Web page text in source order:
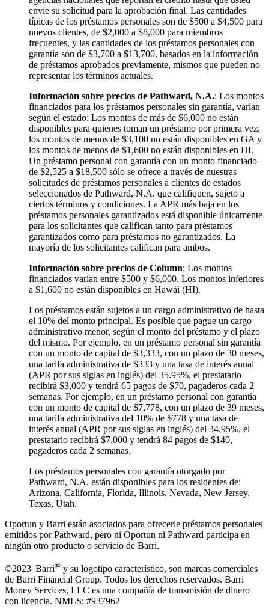
envíe su solicitud para la aprobación final. Las cantidades
típicas de los préstamos personales son de $500 a $4,500 para
nuevos clientes, de $2,000 a $8,000 para miembros
frecuentes, y las cantidades de los préstamos personales con
garantía son de $3,700 a $13,700, basados en la información
de préstamos aprobados previamente, mismos que pueden no
representar los términos actuales.
Información sobre precios de Pathward, N.A.: Los montos
financiados para los préstamos personales sin garantía, varían
según el estado: Los montos de más de $6,000 no están
disponibles para quienes toman un préstamo por primera vez;
los montos de menos de $3,100 no están disponibles en GA y
los montos de menos de $1,600 no están disponibles en HI.
Un préstamo personal con garantía con un monto financiado
de $2,525 a $18,500 sólo se ofrece a través de nuestras
solicitudes de préstamos personales a clientes de estados
seleccionados de Pathward, N.A. que califiquen, sujeto a
ciertos términos y condiciones. La APR más baja en los
préstamos personales garantizados está disponible únicamente
para los solicitantes que califican tanto para préstamos
garantizados como para préstamos no garantizados. La
mayoría de los solicitantes califican para ambos.
Información sobre precios de Column: Los montos
financiados varían entre $500 y $6,000. Los montos inferiores
a $1,600 no están disponibles en Hawái (HI).
Los préstamos están sujetos a un cargo administrativo de hasta
el 10% del monto principal. Es posible que pague un cargo
administrativo menor, según el monto del préstamo y el plazo
del mismo. Por ejemplo, en un préstamo personal sin garantía
con un monto de capital de $3,333, con un plazo de 30 meses,
una tarifa administrativa de $333 y una tasa de interés anual
(APR por sus siglas en inglés) del 35.95%, el prestatario
recibirá $3,000 y tendrá 65 pagos de $70, pagaderos cada 2
semanas. Por ejemplo, en un préstamo personal con garantía
con un monto de capital de $7,778, con un plazo de 39 meses,
una tarifa administrativa del 10% de $778 y una tasa de
interés anual (APR por sus siglas en inglés) del 34.95%, el
prestatario recibirá $7,000 y tendrá 84 pagos de $140,
pagaderos cada 2 semanas.
Los préstamos personales con garantía otorgado por
Pathward, N.A. están disponibles para los residentes de:
Arizona, California, Florida, Illinois, Nevada, New Jersey,
Texas, Utah.
Oportun y Barri están asociados para ofrecerle préstamos personales
emitidos por Pathward, pero ni Oportun ni Pathward participa en
ningún otro producto o servicio de Barri.
©2023 Barri® y su logotipo característico, son marcas comerciales
de Barri Financial Group. Todos los derechos reservados. Barri
Money Services, LLC es una compañía de transmisión de dinero
con licencia. NMLS: #937962